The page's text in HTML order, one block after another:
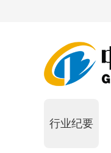
行业纪要